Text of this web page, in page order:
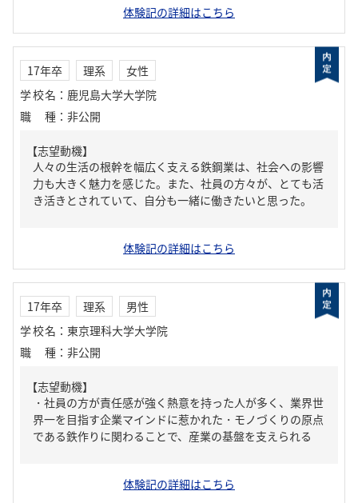
体験記の詳細はこちら
17年卒 理系
女性
学校名 ： 鹿児島大学大学院
職種 ： 非公開
【志望動機】
人々の生活の根幹を幅広く支える鉄鋼業は、社会への影響
力も大きく魅力を感じた。また、社員の方々が、とても活
き活きとされていて、自分も一緒に働きたいと思った。
体験記の詳細はこちら
17年卒 理系
男性
学校名 ： 東京理科大学大学院
職種 ： 非公開
【志望動機】
・社員の方が責任感が強く熱意を持った人が多く、業界世
界一を目指す企業マインドに惹かれた・モノづくりの原点
である鉄作りに関わることで、産業の基盤を支えられる
体験記の詳細はこちら